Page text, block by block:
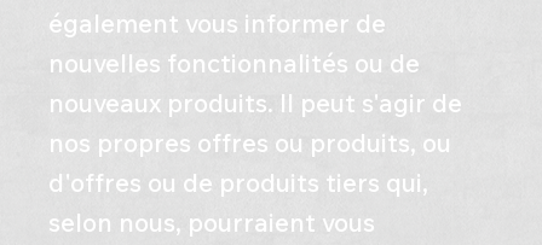
également vous informer de
nouvelles fonctionnalités ou de
nouveaux produits. Il peut s'agir de
nos propres offres ou produits, ou
d'offres ou de produits tiers qui,
selon nous, pourraient vous